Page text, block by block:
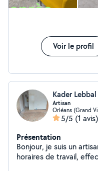
Voir le profil
Kader Lebbal
Artisan
Orléans (Grand
5/5 (1 avis)
Présentation
Bonjour, je suis un
horaires de travail, effectué différent travaux, pour plus